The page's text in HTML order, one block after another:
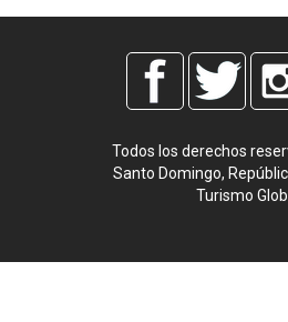
Todos los derechos
Santo Domingo,
Turismo